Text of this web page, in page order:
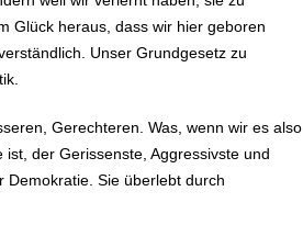
Glück heraus, dass wir hier geboren
Unser Grundgesetz zu
Gerechteren. Was, wenn wir es also
der Gerissenste, Aggressivste und
Demokratie. Sie überlebt durch